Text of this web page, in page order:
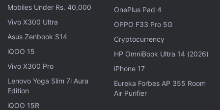
großkapitalisierten Kryptowährungen.
Bitcoins kurzfristigen Ausblick
Akshat Siddhant, Lead Quant Analyst bei Mudrex,
teilte seine Einschätzung zur aktuellen
Kursentwicklung mit: „Ein Ausverkauf am Nasdaq
schürte Hoffnungen auf eine Kapitalrotation in
Mobiles Under Rs. 40,000
Vivo X300 Ultra
Asus Zenbook S14
iQOO 15
Vivo X300 Pro
Lenovo Yoga Slim 7i Aura
Edition
iQOO 15R
OnePlus Pad 4
OPPO F33 Pro 5G
Cryptocurrency
HP OmniBook Ultra 14 (2026)
iPhone 17
Eureka Forbes AP 355 Room
Air Purifier